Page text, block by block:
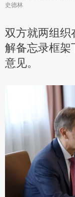
史德林
双方就两组织
解备忘录框架
意见。